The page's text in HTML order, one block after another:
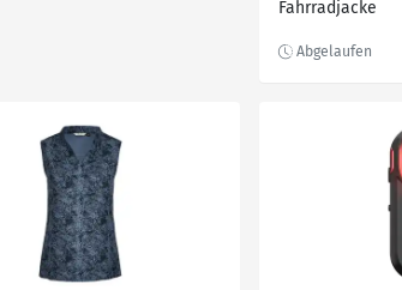
Fahrradjacke